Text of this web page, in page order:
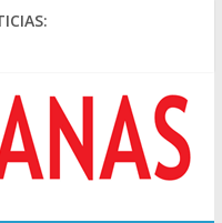
US$567 millones por
Privada
histórico representante
privada, Bullrich